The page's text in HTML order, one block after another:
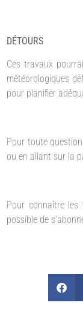
DÉTOURS
Ces travaux
météorologiques
pour planifier
Pour toute
ou en allant sur la
Pour connaître les
possible de